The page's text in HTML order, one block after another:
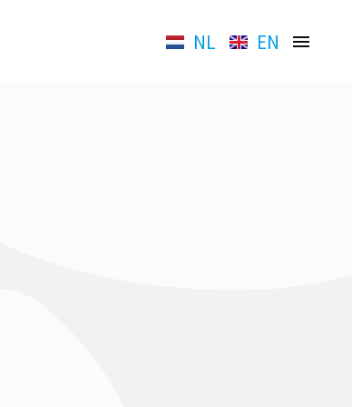
NL EN